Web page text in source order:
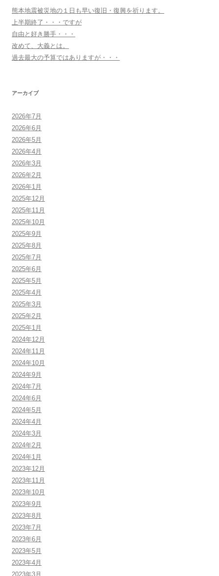
熊本地震被災地の１日も早い復旧・復興を祈ります。
上半期終了・・・ですが
自由と好き勝手・・・
改めて、大義とは。
過去最大の予算ではありますが・・・
アーカイブ
2026年7月
2026年6月
2026年5月
2026年4月
2026年3月
2026年2月
2026年1月
2025年12月
2025年11月
2025年10月
2025年9月
2025年8月
2025年7月
2025年6月
2025年5月
2025年4月
2025年3月
2025年2月
2025年1月
2024年12月
2024年11月
2024年10月
2024年9月
2024年7月
2024年6月
2024年5月
2024年4月
2024年3月
2024年2月
2024年1月
2023年12月
2023年11月
2023年10月
2023年9月
2023年8月
2023年7月
2023年6月
2023年5月
2023年4月
2023年3月